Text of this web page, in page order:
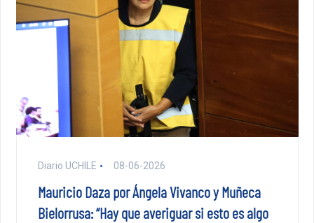
Diario UCHILE 08-06-2026
Mauricio Daza por Ángela Vivanco y Muñeca
Bielorrusa: “Hay que averiguar si esto es algo